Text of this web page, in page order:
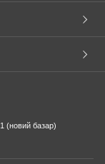
(новий базар)